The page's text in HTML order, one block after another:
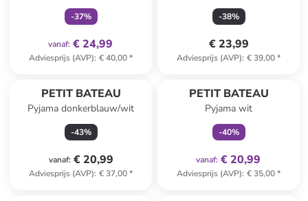
-37%
vanaf: € 24,99
Adviesprijs (AVP): € 40,00*
-38%
€ 23,99
Adviesprijs (AVP): € 39,00*
PETIT BATEAU
Pyjama donkerblauw/wit
-43%
vanaf: € 20,99
Adviesprijs (AVP): € 37,00*
PETIT BATEAU
Pyjama wit
-40%
vanaf: € 20,99
Adviesprijs (AVP): € 35,00*